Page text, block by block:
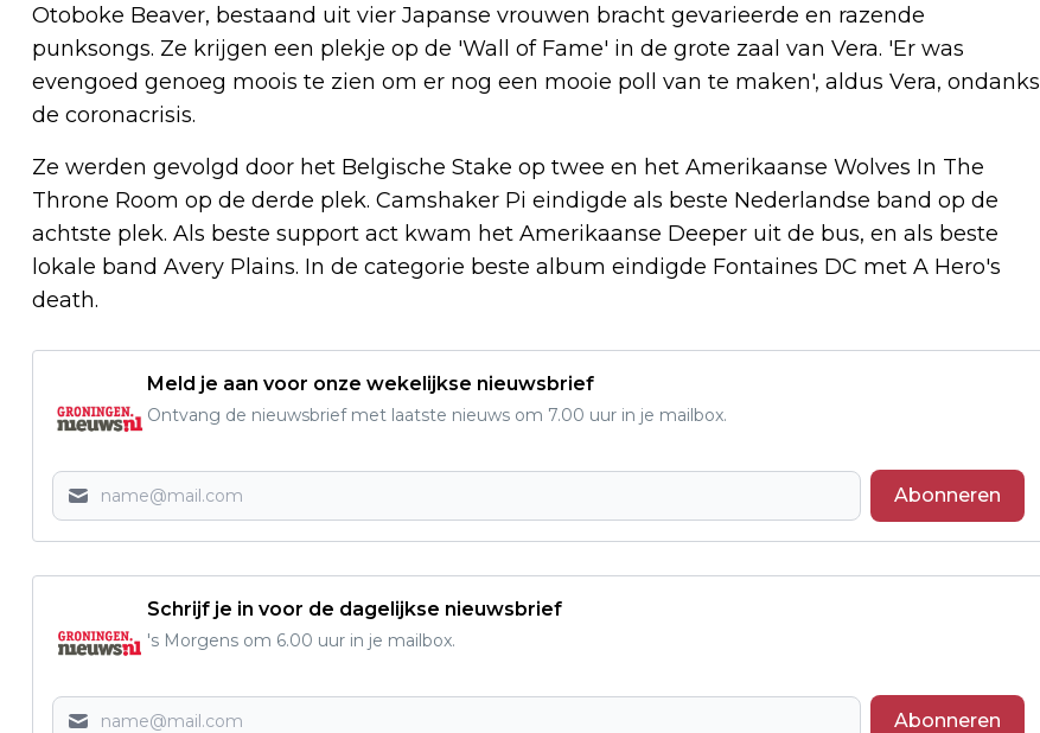
Otoboke Beaver, bestaand uit vier Japanse vrouwen bracht gevarieerde en razende
punksongs. Ze krijgen een plekje op de 'Wall of Fame' in de grote zaal van Vera. 'Er was
evengoed genoeg moois te zien om er nog een mooie poll van te maken', aldus Vera, ondanks
de coronacrisis.
Ze werden gevolgd door het Belgische Stake op twee en het Amerikaanse Wolves In The
Throne Room op de derde plek. Camshaker Pi eindigde als beste Nederlandse band op de
achtste plek. Als beste support act kwam het Amerikaanse Deeper uit de bus, en als beste
lokale band Avery Plains. In de categorie beste album eindigde Fontaines DC met A Hero's
death.
Meld je aan voor onze wekelijkse nieuwsbrief
Ontvang de nieuwsbrief met laatste nieuws om 7.00 uur in je mailbox.
Abonneren
Schrijf je in voor de dagelijkse nieuwsbrief
's Morgens om 6.00 uur in je mailbox.
Abonneren